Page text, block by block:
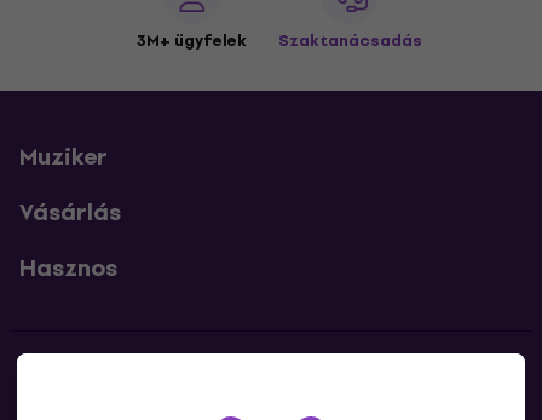
3M+ ügyfelek Szaktanácsadás
Muziker
Vásárlás
Hasznos